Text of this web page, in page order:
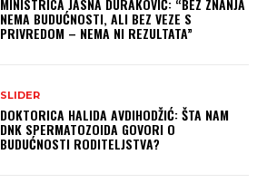
NEMA BUDUĆNOSTI, ALI BEZ VEZE S
PRIVREDOM – NEMA NI REZULTATA”
SLIDER
DOKTORICA HALIDA AVDIHODŽIĆ: ŠTA NAM
DNK SPERMATOZOIDA GOVORI O
BUDUĆNOSTI RODITELJSTVA?